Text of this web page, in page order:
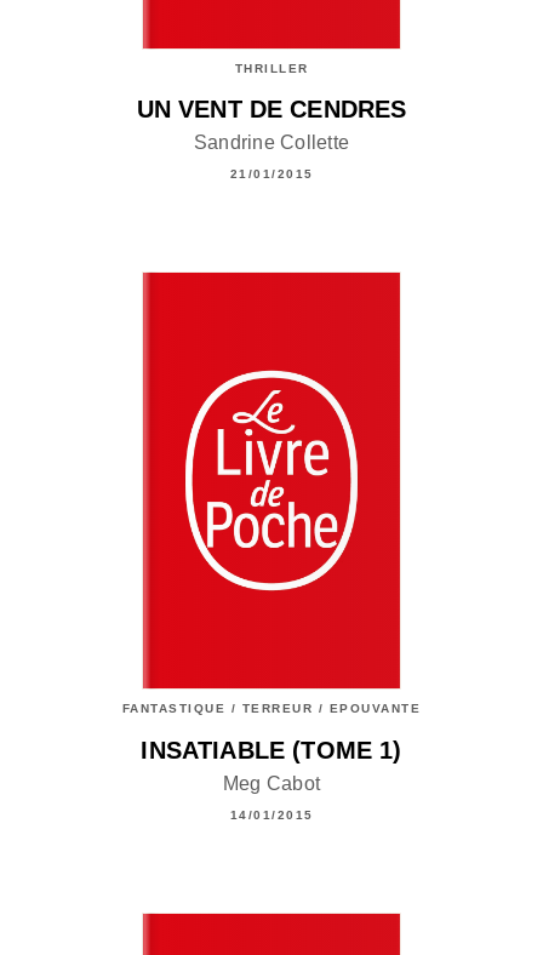
THRILLER
UN VENT DE CENDRES
Sandrine Collette
21/01/2015
FANTASTIQUE / TERREUR / EPOUVANTE
INSATIABLE (TOME 1)
Meg Cabot
14/01/2015